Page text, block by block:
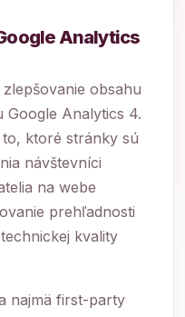
Analytics
obsahu
Analytics 4.
ktoré stránky sú
návštevníci
na webe
prehľadnosti
kvality
najmä first-party